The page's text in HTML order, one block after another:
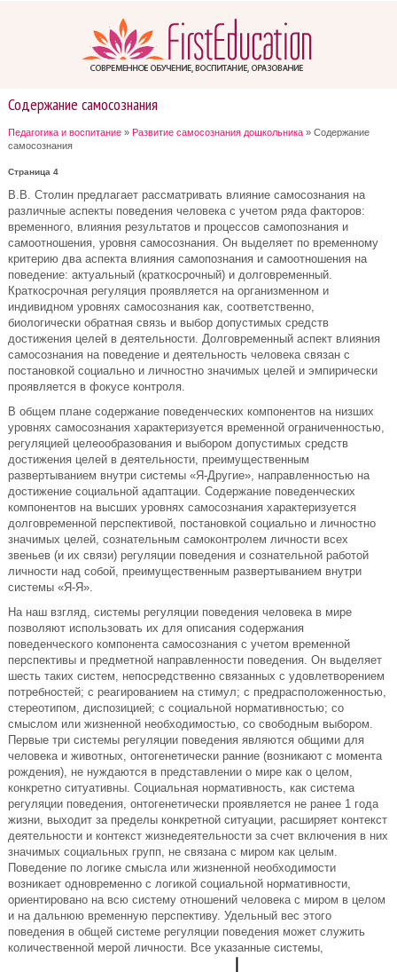
Содержание самосознания
Педагогика и воспитание » Развитие самосознания дошкольника » Содержание
самосознания
Страница 4
В.В. Столин предлагает рассматривать влияние самосознания на
различные аспекты поведения человека с учетом ряда факторов:
временного, влияния результатов и процессов самопознания и
самоотношения, уровня самосознания. Он выделяет по временному
критерию два аспекта влияния самопознания и самоотношения на
поведение: актуальный (краткосрочный) и долговременный.
Краткосрочная регуляция проявляется на организменном и
индивидном уровнях самосознания как, соответственно,
биологически обратная связь и выбор допустимых средств
достижения целей в деятельности. Долговременный аспект влияния
самосознания на поведение и деятельность человека связан с
постановкой социально и личностно значимых целей и эмпирически
проявляется в фокусе контроля.
В общем плане содержание поведенческих компонентов на низших
уровнях самосознания характеризуется временной ограниченностью,
регуляцией целеообразования и выбором допустимых средств
достижения целей в деятельности, преимущественным
развертыванием внутри системы «Я-Другие», направленностью на
достижение социальной адаптации. Содержание поведенческих
компонентов на высших уровнях самосознания характеризуется
долговременной перспективой, постановкой социально и личностно
значимых целей, сознательным самоконтролем личности всех
звеньев (и их связи) регуляции поведения и сознательной работой
личности над собой, преимущественным развертыванием внутри
системы «Я-Я».
На наш взгляд, системы регуляции поведения человека в мире
позволяют использовать их для описания содержания
поведенческого компонента самосознания с учетом временной
перспективы и предметной направленности поведения. Он выделяет
шесть таких систем, непосредственно связанных с удовлетворением
потребностей; с реагированием на стимул; с предрасположенностью,
стереотипом, диспозицией; с социальной нормативностью; со
смыслом или жизненной необходимостью, со свободным выбором.
Первые три системы регуляции поведения являются общими для
человека и животных, онтогенетически ранние (возникают с момента
рождения), не нуждаются в представлении о мире как о целом,
конкретно ситуативны. Социальная нормативность, как система
регуляции поведения, онтогенетически проявляется не ранее 1 года
жизни, выходит за пределы конкретной ситуации, расширяет контекст
деятельности и контекст жизнедеятельности за счет включения в них
значимых социальных групп, не связана с миром как целым.
Поведение по логике смысла или жизненной необходимости
возникает одновременно с логикой социальной нормативности,
ориентировано на всю систему отношений человека с миром в целом
и на дальнюю временную перспективу. Удельный вес этого
поведения в общей системе регуляции поведения может служить
количественной мерой личности. Все указанные системы,